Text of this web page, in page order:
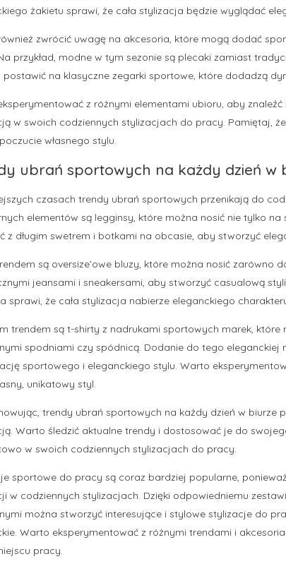
żakietu sprawi, że cała stylizacja będzie wyglądać
zwrócić uwagę na akcesoria, które mogą dodać
przykład, modne w tym sezonie są plecaki zamiast
postawić na klasyczne zegarki sportowe, które dodadzą
z różnymi elementami ubioru, aby
w swoich codziennych stylizacjach do pracy. Pamiętaj,
własnego stylu.
ubrań sportowych na każdy dzień w
czasach trendy ubrań sportowych przenikają do
elementów są legginsy, które można nosić nie tylko na
z długim swetrem i botkami na obcasie, aby stworzyć
są oversize’owe bluzy, które można nosić zarówno
jeansami i sneakersami, aby stworzyć casualową
sprawi, że cała stylizacja nabierze eleganckiego
trendem są t-shirty z nadrukami sportowych marek, które
spodniami czy spódnicą. Dodanie do tego
sportowego i eleganckiego stylu. Warto
unikatowy styl.
trendy ubrań sportowych na każdy dzień w biurze
Warto śledzić aktualne trendy i dostosować je do
w swoich codziennych stylizacjach do pracy.
sportowe do pracy są coraz bardziej popularne,
w codziennych stylizacjach. Dzięki odpowiedniemu
można stworzyć interesujące i stylowe stylizacje do
Warto eksperymentować z różnymi trendami i
pracy.